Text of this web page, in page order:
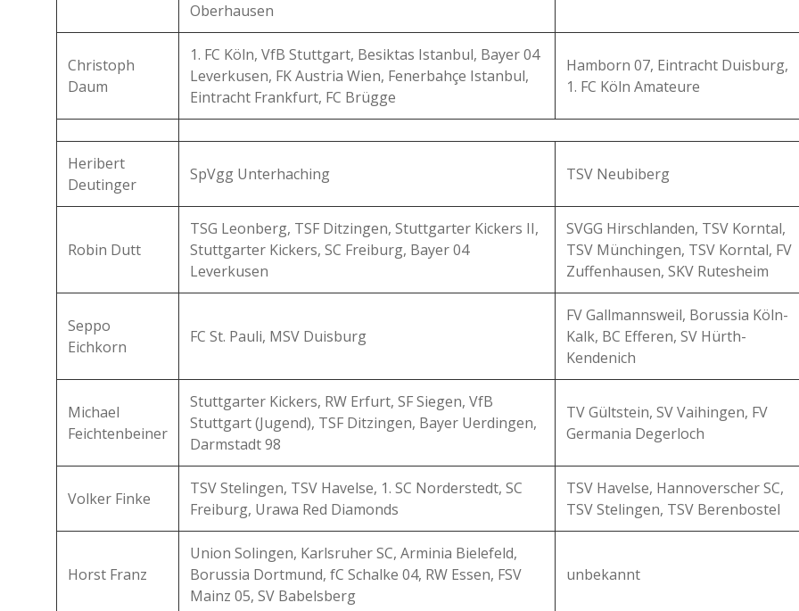
Oberhausen
Christoph
Daum
1. FC Köln, VfB Stuttgart, Besiktas Istanbul, Bayer 04
Leverkusen, FK Austria Wien, Fenerbahçe Istanbul,
Eintracht Frankfurt, FC Brügge
Hamborn 07, Eintracht Duisburg,
1. FC Köln Amateure
Heribert
Deutinger
SpVgg Unterhaching TSV Neubiberg
Robin Dutt
TSG Leonberg, TSF Ditzingen, Stuttgarter Kickers II,
Stuttgarter Kickers, SC Freiburg, Bayer 04
Leverkusen
SVGG Hirschlanden, TSV Korntal,
TSV Münchingen, TSV Korntal, FV
Zuffenhausen, SKV Rutesheim
Seppo
Eichkorn
FC St. Pauli, MSV Duisburg
FV Gallmannsweil, Borussia Köln-
Kalk, BC Efferen, SV Hürth-
Kendenich
Michael
Feichtenbeiner
Stuttgarter Kickers, RW Erfurt, SF Siegen, VfB
Stuttgart (Jugend), TSF Ditzingen, Bayer Uerdingen,
Darmstadt 98
TV Gültstein, SV Vaihingen, FV
Germania Degerloch
Volker Finke
TSV Stelingen, TSV Havelse, 1. SC Norderstedt, SC
Freiburg, Urawa Red Diamonds
TSV Havelse, Hannoverscher SC,
TSV Stelingen, TSV Berenbostel
Horst Franz
Union Solingen, Karlsruher SC, Arminia Bielefeld,
Borussia Dortmund, fC Schalke 04, RW Essen, FSV
Mainz 05, SV Babelsberg
unbekannt